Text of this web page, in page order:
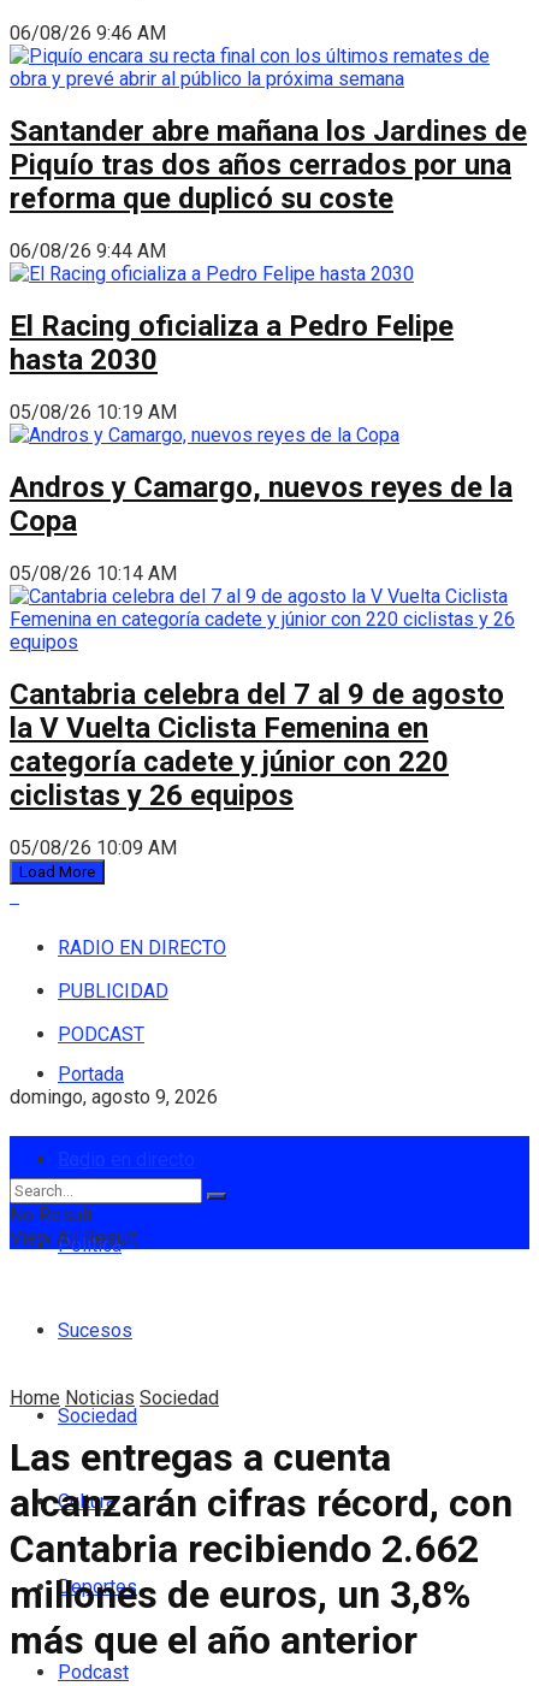
06/08/26 9:46 AM
Santander abre mañana los Jardines de
Piquío tras dos años cerrados por una
reforma que duplicó su coste
06/08/26 9:44 AM
El Racing oficializa a Pedro Felipe
hasta 2030
05/08/26 10:19 AM
Andros y Camargo, nuevos reyes de la
Copa
05/08/26 10:14 AM
Cantabria celebra del 7 al 9 de agosto
la V Vuelta Ciclista Femenina en
categoría cadete y júnior con 220
ciclistas y 26 equipos
05/08/26 10:09 AM
Load More
RADIO EN DIRECTO
PUBLICIDAD
PODCAST
domingo, agosto 9, 2026
Portada
Política
Sucesos
Sociedad
Cultura
Deportes
Podcast
No Result
View All Result
Home Noticias Sociedad
Las entregas a cuenta
alcanzarán cifras récord, con
Cantabria recibiendo 2.662
millones de euros, un 3,8%
más que el año anterior